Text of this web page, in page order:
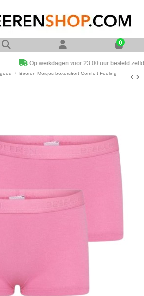
0
voor 23:00 uur besteld zelfde dag verzonden
Beeren Meisjes boxershort Comfort Feeling